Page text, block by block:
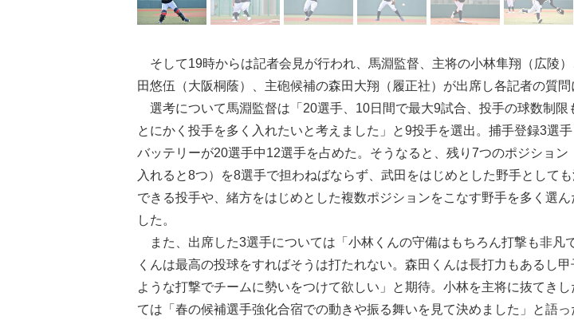
そして19時からは記者会見が行われ、馬淵監督、主将の小林隼翔（広陵
田悠伍（大阪桐蔭）、主砲候補の森田大翔（履正社）が出席し各記者の質問
選考について馬淵監督は「20選手、10日間で最大9試合、投手の球数制限
とにかく投手を多く入れたいと考えました」と9投手を選出。捕手登録3選
バッテリーが20選手中12選手を占めた。そうなると、残り7つのポジション
入れると8つ）を8選手で担わねばならず、武田をはじめとした野手として
できる投手や、緒方をはじめとした複数ポジションをこなす野手を多く選
した。
また、出席した3選手については「小林くんの守備はもちろん打撃も非凡
くんは最高の投球をすればそうは打たれない。森田くんは長打力もあるし甲
ような打撃でチームに勢いをつけて欲しい」と期待。小林を主将に抜てき
ては「春の候補選手強化合宿での動きや振る舞いを見て決めました」と語っ